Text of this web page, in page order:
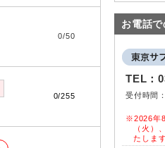
0/50
0/255
お電話
TEL：
受付時間
※2026年8
（火）
たします